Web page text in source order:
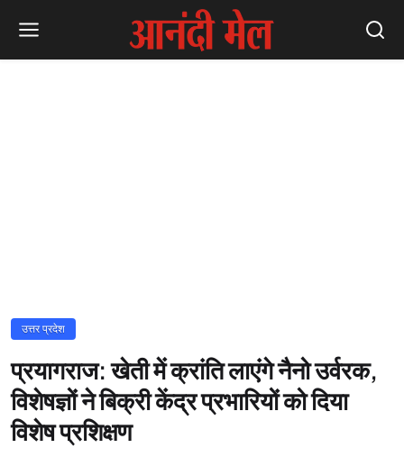
उत्तर प्रदेश
प्रयागराज: खेती में क्रांति लाएंगे नैनो उर्वरक,
विशेषज्ञों ने बिक्री केंद्र प्रभारियों को दिया
विशेष प्रशिक्षण